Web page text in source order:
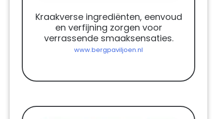
Kraakverse ingrediënten, eenvoud
en verfijning zorgen voor
verrassende smaaksensaties.
www.bergpaviljoen.nl